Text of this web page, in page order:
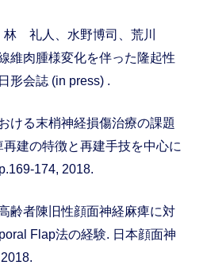
林 礼人、水野博司、荒川
維肉腫様変化を伴った隆起性
形会誌 (in press) .
る末梢神経損傷治療の課題
建の特徴と再建手技を中心に
174, 2018.
齢者陳旧性顔面神経麻痺に対
Flap法の経験. 日本顔面神